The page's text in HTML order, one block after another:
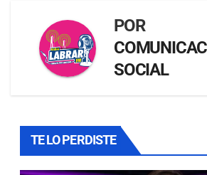
POR
SOCIAL
TE LO PERDISTE